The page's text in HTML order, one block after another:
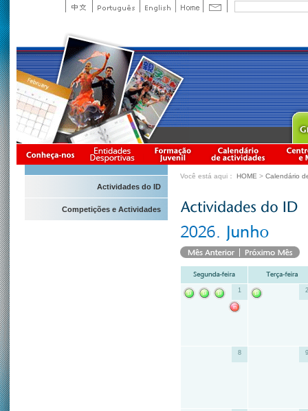
Actividades do ID
Competições e Actividades
Você está aqui： HOME > Calendário
1 2
8 9